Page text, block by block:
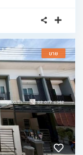
ขาย